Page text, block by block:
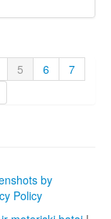
5 6
7
by
Policy